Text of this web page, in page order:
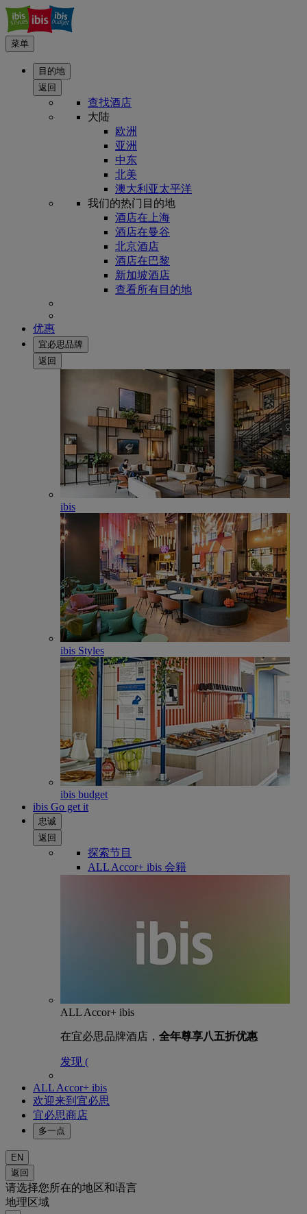
菜单
目的地
返回
查找酒店
大陆
欧洲
亚洲
中东
北美
澳大利亚太平洋
我们的热门目的地
酒店在上海
酒店在曼谷
北京酒店
酒店在巴黎
新加坡酒店
查看所有目的地
优惠
宜必思品牌
返回
ibis
ibis Styles
ibis budget
ibis Go get it
忠诚
返回
探索节目
ALL Accor+ ibis 会籍
ALL Accor+ ibis
在宜必思品牌酒店， 全年尊享八五折优惠
发现 (
ALL Accor+ ibis
欢迎来到宜必思
宜必思商店
多一点
EN
返回
请选择您所在的地区和语言
地理区域